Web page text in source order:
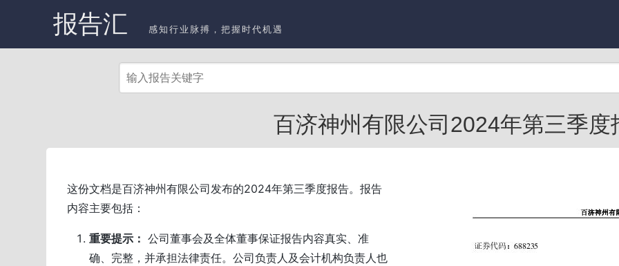
报告汇 感知行业脉搏，把握时代机遇
百济神州有限公司2024年第三季度
这份文档是百济神州有限公司发布的2024年第三季度报告。报告
内容主要包括：
重要提示： 公司董事会及全体董事保证报告内容真实、准
确、完整，并承担法律责任。公司负责人及会计机构负责人也